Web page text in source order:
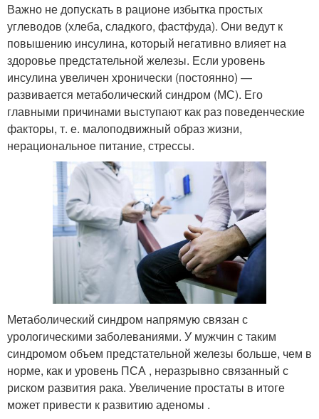
Важно не допускать в рационе избытка простых
углеводов (хлеба, сладкого, фастфуда). Они ведут к
повышению инсулина, который негативно влияет на
здоровье предстательной железы. Если уровень
инсулина увеличен хронически (постоянно) —
развивается метаболический синдром (МС). Его
главными причинами выступают как раз поведенческие
факторы, т. е. малоподвижный образ жизни,
нерациональное питание, стрессы.
Метаболический синдром напрямую связан с
урологическими заболеваниями. У мужчин с таким
синдромом объем предстательной железы больше, чем в
норме, как и уровень ПСА , неразрывно связанный с
риском развития рака. Увеличение простаты в итоге
может привести к развитию аденомы .